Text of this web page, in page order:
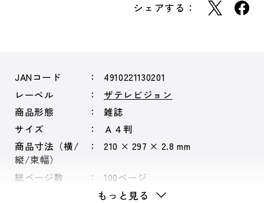
シェアする：
JANコード
4910221130201
レーベル
ザテレビジョン
商品形態
雑誌
サイズ
Ａ４判
商品寸法（横/
縦/束幅）
210 × 297 × 2.8 mm
総ページ数 100ページ
もっと見る